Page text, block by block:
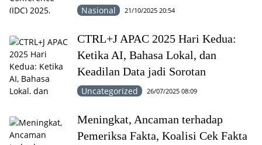
AI: Menuju Kemandirian Digital”
Nasional 21/10/2025 20:54
CTRL+J APAC 2025 Hari Kedua:
Ketika AI, Bahasa Lokal, dan
Keadilan Data jadi Sorotan
Uncategorized 26/07/2025 08:09
Meningkat, Ancaman terhadap
Pemeriksa Fakta, Koalisi Cek Fakta